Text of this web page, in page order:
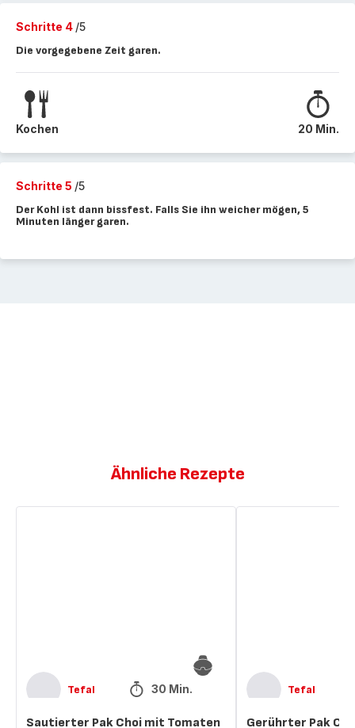
Schritte 4 /5
Die vorgegebene Zeit garen.
Kochen 20 Min.
Schritte 5 /5
Der Kohl ist dann bissfest. Falls Sie ihn weicher mögen, 5
Minuten länger garen.
Ähnliche Rezepte
Tefal 30 Min.
Sautierter Pak Choi mit Tomaten
Tefal
Gerührter Pak